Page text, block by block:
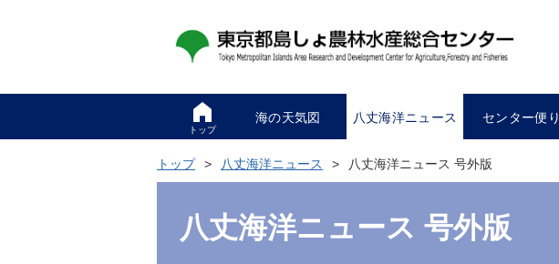
トップ
海の天気図 八丈海洋ニュース センター便り
トップ 八丈海洋ニュース 八丈海洋ニュース 号外版
八丈海洋ニュース 号外版